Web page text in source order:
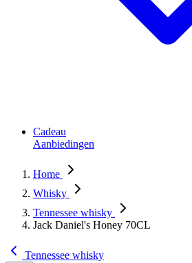
Cadeau
Aanbiedingen
Home
Whisky
Tennessee whisky
Jack Daniel's Honey 70CL
Tennessee whisky